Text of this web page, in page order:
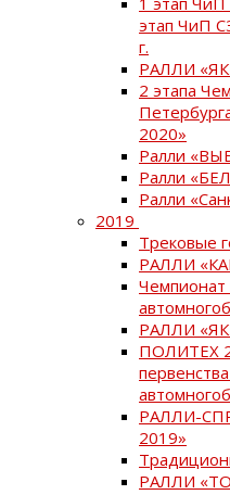
этап ЧиП
г.
РАЛЛИ
2 этапа
2020»
Ралли
Ралли
Ралли
2019
Трековые
РАЛЛИ
Чемпионат
РАЛЛИ
ПОЛИТЕХ
РАЛЛИ-
2019»
РАЛЛИ